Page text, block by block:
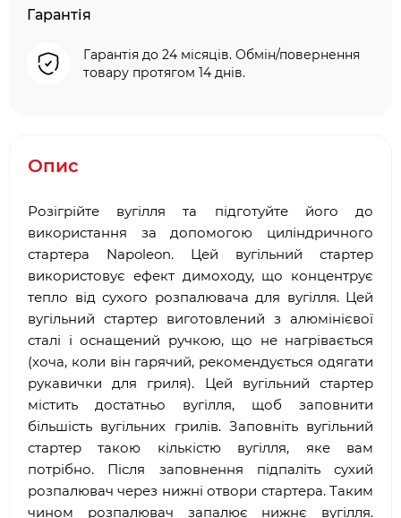
Гарантія
Гарантія до 24 місяців. Обмін/повернення
товару протягом 14 днів.
Опис
Розігрійте вугілля та підготуйте його до
використання за допомогою циліндричного
стартера Napoleon. Цей вугільний стартер
використовує ефект димоходу, що концентрує
тепло від сухого розпалювача для вугілля. Цей
вугільний стартер виготовлений з алюмінієвої
сталі і оснащений ручкою, що не нагрівається
(хоча, коли він гарячий, рекомендується одягати
рукавички для гриля). Цей вугільний стартер
містить достатньо вугілля, щоб заповнити
більшість вугільних грилів. Заповніть вугільний
стартер такою кількістю вугілля, яке вам
потрібно. Після заповнення підпаліть сухий
розпалювач через нижні отвори стартера. Таким
чином розпалювач запалює нижнє вугілля.